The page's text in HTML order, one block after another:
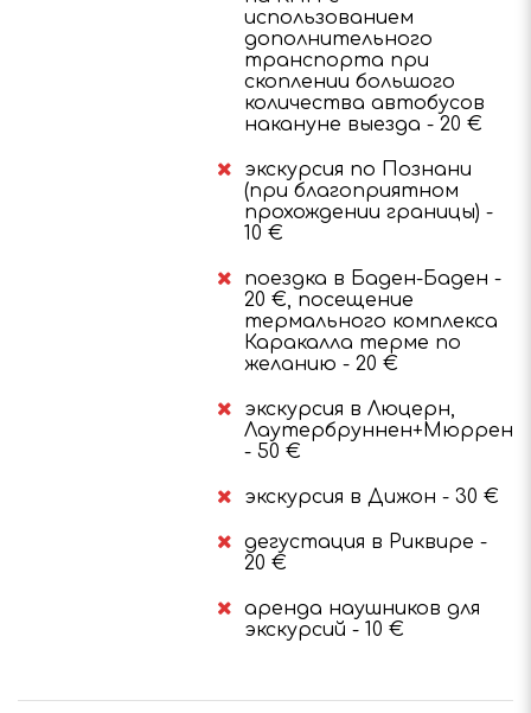
использованием
дополнительного
транспорта при
скоплении большого
количества автобусов
накануне выезда - 20 €
экскурсия по Познани
(при благоприятном
прохождении границы) -
10 €
поездка в Баден-Баден -
20 €, посещение
термального комплекса
Каракалла терме по
желанию - 20 €
экскурсия в Люцерн,
Лаутербруннен+Мюррен
- 50 €
экскурсия в Дижон - 30 €
дегустация в Риквире -
20 €
аренда наушников для
экскурсий - 10 €